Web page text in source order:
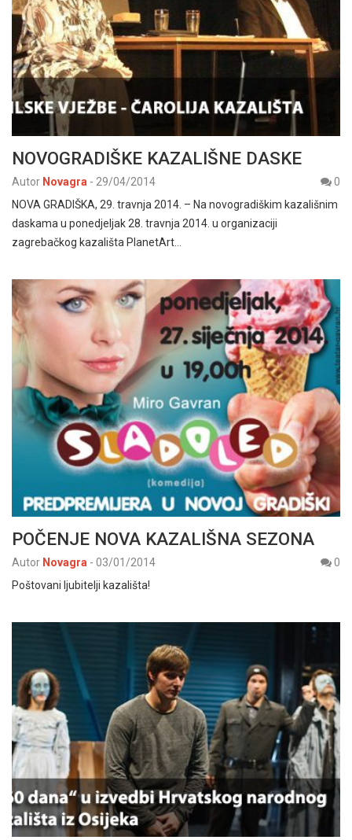
NOVOGRADIŠKE KAZALIŠNE DASKE
Autor Novagra - 29/04/2014
0
NOVA GRADIŠKA, 29. travnja 2014. – Na novogradiškim kazališnim
daskama u ponedjeljak 28. travnja 2014. u organizaciji
zagrebačkog kazališta PlanetArt…
POČENJE NOVA KAZALIŠNA SEZONA
Autor Novagra - 03/01/2014
0
Poštovani ljubitelji kazališta!